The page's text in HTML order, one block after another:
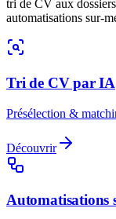
tri de CV aux
automatisations sur-
Tri de CV par IA
Présélection &
Découvrir
Automatisations